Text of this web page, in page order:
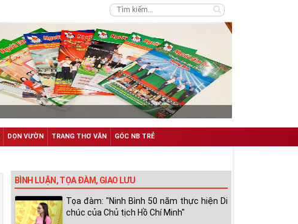
DỌN VƯỜN TRANG THƠ VĂN GÓC NB TRẺ
BÌNH LUẬN, TỌA ĐÀM, GIAO LƯU
Tọa đàm: "Ninh Bình 50 năm thực hiện Di
chúc của Chủ tịch Hồ Chí Minh"